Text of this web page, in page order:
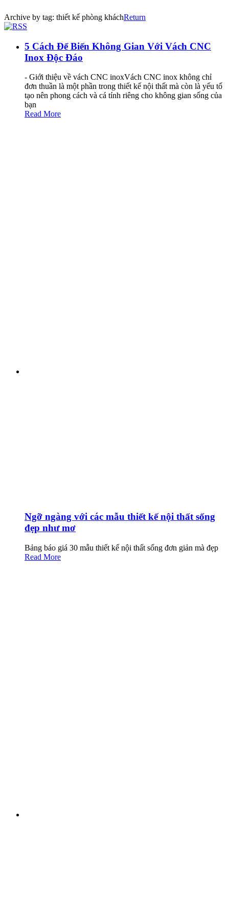
Archive by tag: thiết kế phòng kháchReturn
5 Cách Để Biến Không Gian Với Vách CNC
Inox Độc Đáo
- Giới thiệu về vách CNC inoxVách CNC inox không chỉ
đơn thuần là một phần trong thiết kế nội thất mà còn là yếu tố
tạo nên phong cách và cá tính riêng cho không gian sống của
bạn
Read More
Ngỡ ngàng với các mẫu thiết kế nội thất sống
đẹp như mơ
Bảng báo giá 30 mẫu thiết kế nội thất sống đơn giản mà đẹp
Read More